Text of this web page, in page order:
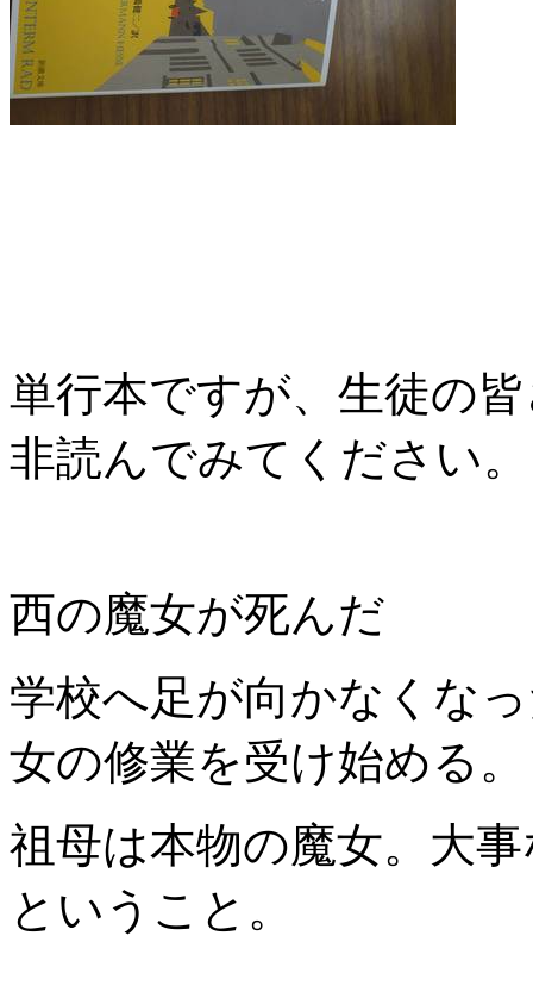
単行本ですが、生徒の
非読んでみてください。
西の魔女が死んだ
学校へ足が向かなくな
女の修業を受け始める。
祖母は本物の魔女。大
ということ。